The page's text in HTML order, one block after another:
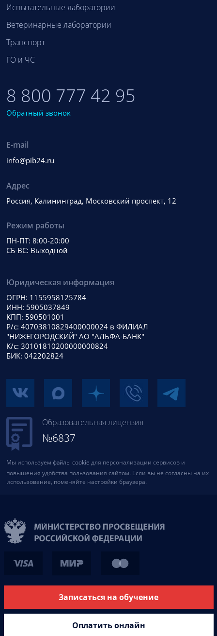
Испытательные лаборатории
Ветеринарные лаборатории
Транспорт
ГО и ЧС
8 800 777 42 95
Обратный звонок
E-mail
info@pib24.ru
Адрес
Россия, Калининград, Московский проспект, 12
Режим работы
ПН-ПТ: 8:00-20:00
СБ-ВС: Выходной
Юридическая информация
ОГРН: 1155958125784
ИНН: 5905037849
КПП: 590501001
Р/с: 40703810829400000024 в ФИЛИАЛ
"НИЖЕГОРОДСКИЙ" АО "АЛЬФА-БАНК"
К/с: 30101810200000000824
БИК: 042202824
Образовательная лицензия
№6837
Мы используем файлы cookie для персонализации сервисов и
повышения удобства пользования сайтом. Если вы не согласны на их
использование, поменяйте настройки браузера.
Записаться на обучение
Оплатить онлайн